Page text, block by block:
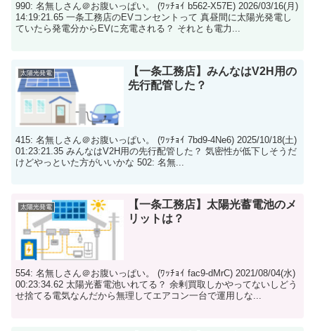
990: 名無しさん＠お腹いっぱい。 (ﾜｯﾁｮｲ b562-X57E) 2026/03/16(月)
14:19:21.65 一条工務店のEVコンセントって 真昼間に太陽光発電し
ていたら発電分からEVに充電される？ それとも電力...
太陽光発電
【一条工務店】みんなはV2H用の
先行配管した？
415: 名無しさん＠お腹いっぱい。 (ﾜｯﾁｮｲ 7bd9-4Ne6) 2025/10/18(土)
01:23:21.35 みんなはV2H用の先行配管した？ 気密性が低下しそうだ
けどやっといた方がいいかな 502: 名無...
太陽光発電
【一条工務店】太陽光蓄電池のメ
リットは？
554: 名無しさん＠お腹いっぱい。 (ﾜｯﾁｮｲ fac9-dMrC) 2021/08/04(水)
00:23:34.62 太陽光蓄電池いれてる？ 余剰買取しかやってないしどう
せ捨てる電気なんだから無理してエアコン一台で運用しな...